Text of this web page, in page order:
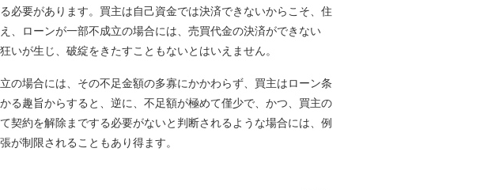
必要があります。買主は自己資金では決済できないからこそ、住
、ローンが一部不成立の場合には、売買代金の決済ができない
いが生じ、破綻をきたすこともないとはいえません。
の場合には、その不足金額の多寡にかかわらず、買主はローン条
る趣旨からすると、逆に、不足額が極めて僅少で、かつ、買主の
契約を解除までする必要がないと判断されるような場合には、例
が制限されることもあり得ます。